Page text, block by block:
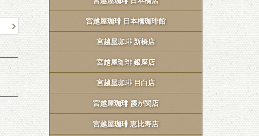
宮越屋珈琲 日本橋珈琲館
宮越屋珈琲 新橋店
宮越屋珈琲 銀座店
宮越屋珈琲 目白店
宮越屋珈琲 霞が関店
宮越屋珈琲 恵比寿店